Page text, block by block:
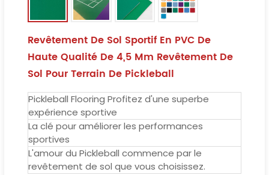
Revêtement De Sol Sportif En PVC De
Haute Qualité De 4,5 Mm Revêtement De
Sol Pour Terrain De Pickleball
Pickleball Flooring Profitez d'une superbe
expérience sportive
La clé pour améliorer les performances
sportives
L'amour du Pickleball commence par le
revêtement de sol que vous choisissez.